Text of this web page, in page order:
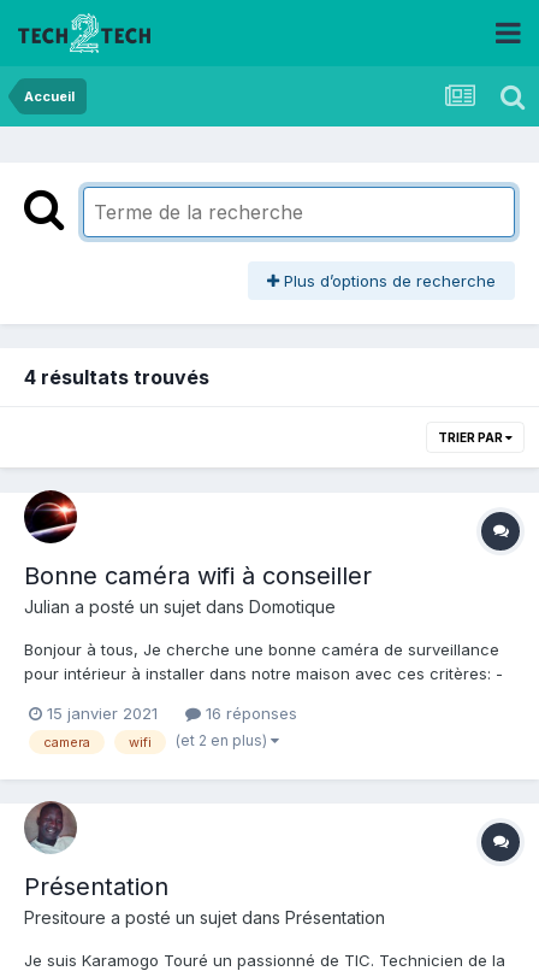
Accueil
Plus d’options de recherche
4 résultats trouvés
TRIER PAR
Bonne caméra wifi à conseiller
Julian a posté un sujet dans Domotique
Bonjour à tous, Je cherche une bonne caméra de surveillance
pour intérieur à installer dans notre maison avec ces critères: -
parleur - application mobile pour surveiller depuis son
smartphone...
15 janvier 2021 16 réponses
camera wifi (et 2 en plus)
Présentation
Presitoure a posté un sujet dans Présentation
Je suis Karamogo Touré un passionné de TIC. Technicien de la